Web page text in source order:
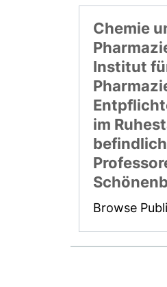
Chemie
Institut
im
Browse